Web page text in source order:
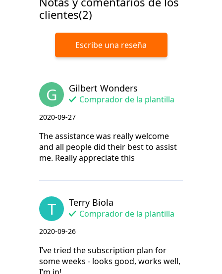
clientes(2)
Escribe una reseña
G Gilbert Wonders
Comprador de la plantilla
2020-09-27
The assistance was really welcome
and all people did their best to assist
me. Really appreciate this
T Terry Biola
Comprador de la plantilla
2020-09-26
I’ve tried the subscription plan for
some weeks - looks good, works well,